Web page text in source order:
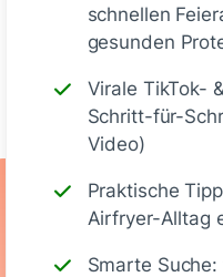
schnellen
gesunden
Virale TikTok-
Schritt-für-
Video)
Praktische
Airfryer-Alltag
Smarte